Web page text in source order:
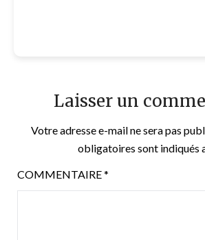
Laisser un
Votre adresse e-mail ne sera pas
obligatoires sont indiqués
COMMENTAIRE*